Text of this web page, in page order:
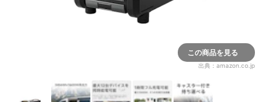
この商品を見る
出典： amazon.co.jp